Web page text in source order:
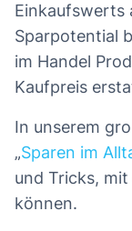
Einkaufswerts
Sparpotential
im Handel
Kaufpreis
In unserem
„Sparen im
und Tricks,
können.